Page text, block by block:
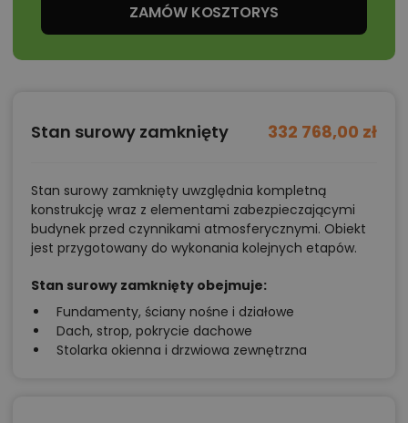
ZAMÓW KOSZTORYS
Stan surowy zamknięty 332 768,00 zł
Stan surowy zamknięty uwzględnia kompletną
konstrukcję wraz z elementami zabezpieczającymi
budynek przed czynnikami atmosferycznymi. Obiekt
jest przygotowany do wykonania kolejnych etapów.
Stan surowy zamknięty obejmuje:
Fundamenty, ściany nośne i działowe
Dach, strop, pokrycie dachowe
Stolarka okienna i drzwiowa zewnętrzna